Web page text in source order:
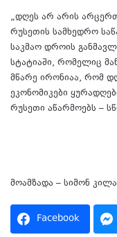
„დღეს არ არის
რუსეთის სამხედრო
საკმაო დროის
სტატიაში, რომელიც
მწარე ირონიაა, რომ
ეკონომიკები
რუსეთი აწარმოებს –
მოამზადა – სიმონ
Facebook